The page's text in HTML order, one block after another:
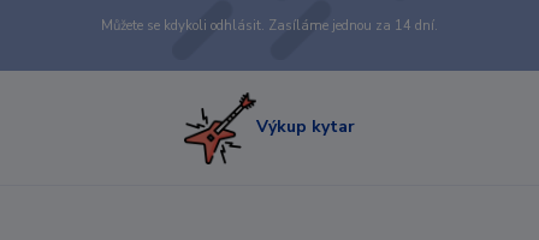
Můžete se kdykoli odhlásit. Zasíláme jednou za 14 dní.
Výkup kytar